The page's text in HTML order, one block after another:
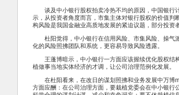
谈及中小银行股权拍卖冷热不均的原因，中国银行
示，从投资者角度而言，市集主体对银行股权的价值判
构风险是我国金融业高质地发展的紧迫议题，部分投资
杜阳觉得，中小银行在信用风险、市集风险、操气
化的风险照拂团队和系统，更容易导致风险透露。
王蓬博暗示，中小银行一方面应该握续优化股权结
植做事当地实体经济的才调，让公司治理范例化发展。
在杜阳看来，在改日的谋划照拂和业务发展中万博
方面应酬：在公司治理方面，要栽植党委会在中小银行